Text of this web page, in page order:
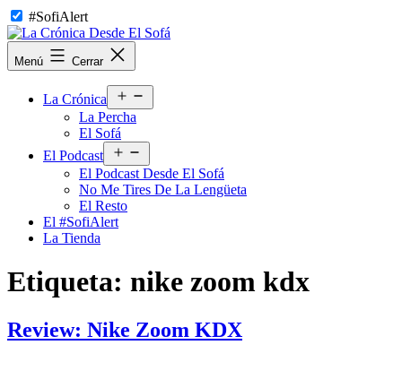
Saltar
al
contenido
#SofiAlert
La
Crónica
Menú Cerrar
La Crónica
el
La Percha
El Sofá
El Podcast
el
menú
El Podcast Desde El Sofá
No Me Tires De La Lengüeta
El Resto
El #SofiAlert
La Tienda
Etiqueta: nike zoom kdx
Review: Nike Zoom KDX